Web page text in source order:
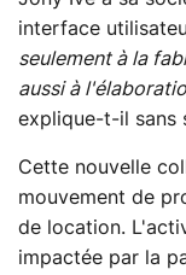
interface
seulement à la
aussi à
explique-t-il sans
Cette nouvelle
mouvement de
de location.
impactée par la